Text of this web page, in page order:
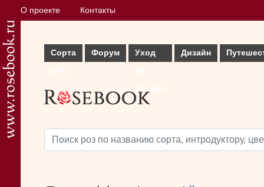
О проекте Контакты
Сорта
Форум
Уход
Дизайн